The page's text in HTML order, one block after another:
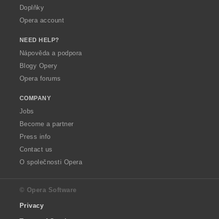
Doplňky
Opera account
NEED HELP?
Nápověda a podpora
Blogy Opery
Opera forums
COMPANY
Jobs
Become a partner
Press info
Contact us
O společnosti Opera
© Opera Software
Privacy